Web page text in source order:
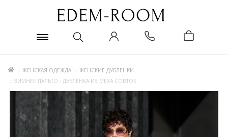
ЖЕНСКАЯ ОДЕЖДА
ЖЕНСКИЕ ДУБЛЕНКИ
ЗИМНЕЕ ПАЛЬТО - ДУБЛЁНКА ИЗ МЕХА CORTOS